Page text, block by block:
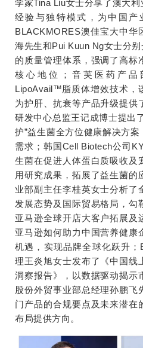
学家Tina Liu女士分享了澳大
经验与独特模式，为中国产
BLACKMORES澳佳宝大中华
海先生和Pui Kuun Ng女士分
的质量管理体系，强调了高标
核心地位；音芙医药产品
LipoAvail™脂质体增效技术，
为护肝、抗衰等产品升级提供
研发中心总监王记成博士提出
护”益生菌全方位健康解决方
需求；韩国Cell Biotech公司
生菌在促进人体蛋白质吸收及
用研究成果，拓展了益生菌的
业部副主任李桂英女士分析了
发展态势及国际贸易格局，勾
亚马逊全球开店大客户拓展及
亚马逊如何助力中国营养健康
机遇，实现品牌全球化跃升
理王炎旭女士发布了《中国线
洞察报告》，以数据驱动揭示
股份外贸事业部总经理孙鹏飞
门产品的合规要点及未来潜在
布局提供方向。